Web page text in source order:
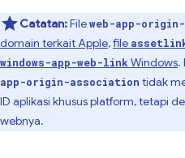
Catatan:Fileweb-app-
domain terkait Apple,file
windows-app-web-link Windows.
app-origin-association tidak
ID aplikasi khusus platform, tetapi
webnya.